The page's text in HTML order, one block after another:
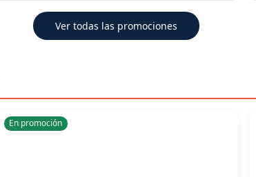
Ver todas las promociones
En promoción